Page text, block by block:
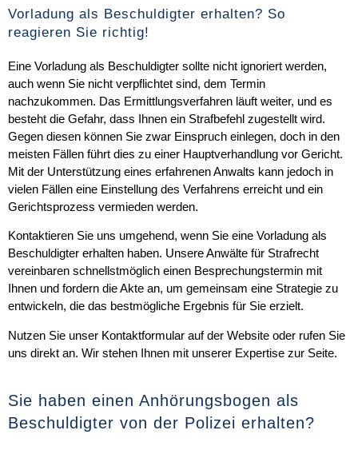
Vorladung als Beschuldigter erhalten? So
reagieren Sie richtig!
Eine Vorladung als Beschuldigter sollte nicht ignoriert werden,
auch wenn Sie nicht verpflichtet sind, dem Termin
nachzukommen. Das Ermittlungsverfahren läuft weiter, und es
besteht die Gefahr, dass Ihnen ein Strafbefehl zugestellt wird.
Gegen diesen können Sie zwar Einspruch einlegen, doch in den
meisten Fällen führt dies zu einer Hauptverhandlung vor Gericht.
Mit der Unterstützung eines erfahrenen Anwalts kann jedoch in
vielen Fällen eine Einstellung des Verfahrens erreicht und ein
Gerichtsprozess vermieden werden.
Kontaktieren Sie uns umgehend, wenn Sie eine Vorladung als
Beschuldigter erhalten haben. Unsere Anwälte für Strafrecht
vereinbaren schnellstmöglich einen Besprechungstermin mit
Ihnen und fordern die Akte an, um gemeinsam eine Strategie zu
entwickeln, die das bestmögliche Ergebnis für Sie erzielt.
Nutzen Sie unser Kontaktformular auf der Website oder rufen Sie
uns direkt an. Wir stehen Ihnen mit unserer Expertise zur Seite.
Sie haben einen Anhörungsbogen als
Beschuldigter von der Polizei erhalten?